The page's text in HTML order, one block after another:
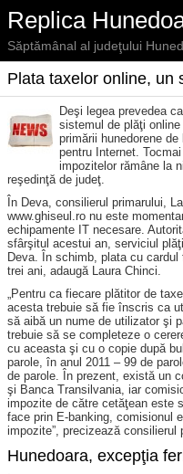
Replica
Săptămânal al judeţului
Plata taxelor online, un
Deşi legea prevedea
sistemul de plăţi
primării hunedorene
pentru Internet.
impozitelor rămâne la
reşedinţă de judeţ.
În Deva, consilierul primarului,
www.ghiseul.ro nu este
echipamente IT necesare.
sfârşitul acestui an, serviciul
Deva. În schimb, plata cu
trei ani, adaugă Laura Chinci.
„Pentru ca fiecare plătitor de
acesta trebuie să fie înscris ca
să aibă un nume de utilizator şi
trebuie să se completeze o
cu aceasta şi cu o copie după
parole, în anul 2011 – 99 de
de parole. În prezent, există un
şi Banca Transilvania, iar
impozite de către cetăţean este
face prin E-banking, comisionul
impozite”, precizează consilierul
Hunedoara, excepţia